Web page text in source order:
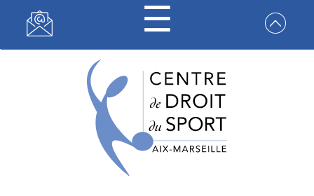
CENTRE DE
DROIT DU
☰
Panneau de gestion des cookies